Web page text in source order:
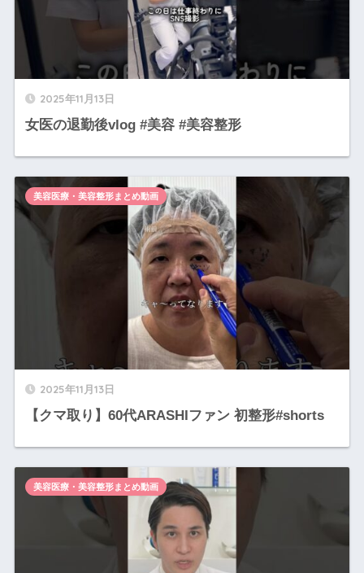
2025年11月13日
女医の退勤後vlog #美容 #美容整形
2025年11月13日
【クマ取り】60代ARASHIファン 初整形#shorts
美容医療・美容整形まとめ動画
美容医療・美容整形まとめ動画